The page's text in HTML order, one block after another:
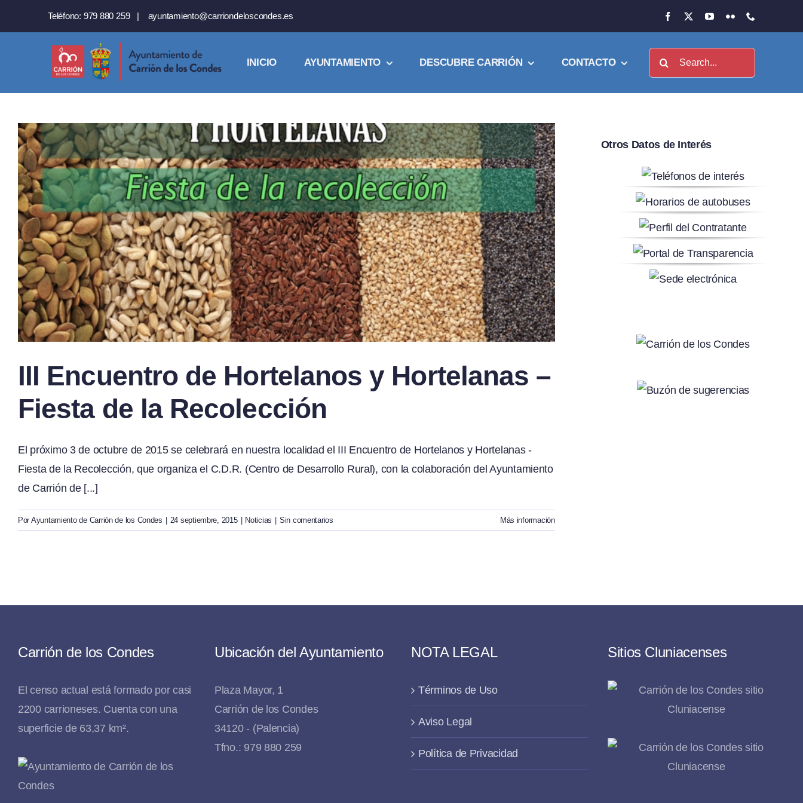
Teléfono: 979 880 259 | ayuntamiento@carriondeloscondes.es
INICIO AYUNTAMIENTO DESCUBRE CARRIÓN CONTACTO Buscar:
III Encuentro de Hortelanos y Hortelanas –
Fiesta de la Recolección
El próximo 3 de octubre de 2015 se celebrará en nuestra localidad el III Encuentro de Hortelanos y Hortelanas -
Fiesta de la Recolección, que organiza el C.D.R. (Centro de Desarrollo Rural), con la colaboración del Ayuntamiento
de Carrión de [...]
Por Ayuntamiento de Carrión de los Condes 24 septiembre, 2015 Noticias Sin comentarios Más información
Otros Datos de Interés
Carrión de los Condes
El censo actual está formado por casi
2200 carrioneses. Cuenta con una
superficie de 63,37 km².
Ubicación del Ayuntamiento
Plaza Mayor, 1
Carrión de los Condes
34120 - (Palencia)
Tfno.: 979 880 259
NOTA LEGAL
Términos de Uso
Aviso Legal
Política de Privacidad
Sitios Cluniacenses